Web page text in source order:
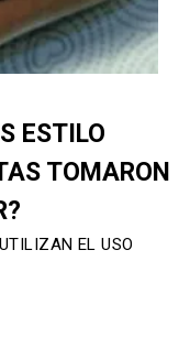
ESTILO
TOMARON
EL USO